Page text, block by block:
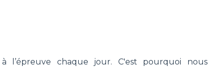
l’épreuve chaque jour. C'est pourquoi nous